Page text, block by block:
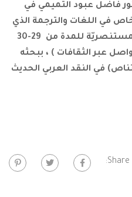
فاضل عبود التميمي في
في اللغات والترجمة الذي
عقد في كلية الآداب الجامعة المستنصريّة للمدة من 29-30
( التواصل عبر الثقافات ) ، ببحثه
في النقد العربي الحديث
Share: